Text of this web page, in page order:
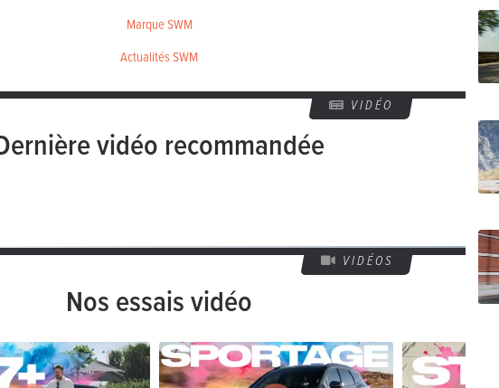
Marque SWM
Actualités SWM
VIDÉO
vidéo recommandée
VIDÉOS
Nos essais vidéo